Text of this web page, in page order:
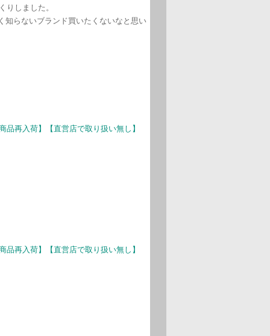
りしました。
知らないブランド買いたくないなと思い
再入荷】【直営店で取り扱い無し】
再入荷】【直営店で取り扱い無し】